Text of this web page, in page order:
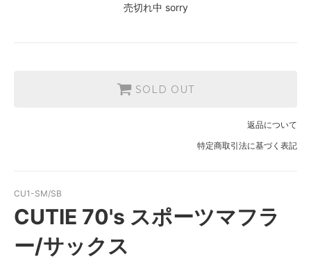
売切れ中 sorry
SOLD OUT
返品について
特定商取引法に基づく表記
CU1-SM/SB
CUTIE 70's スポーツマフラ
ー/サックス